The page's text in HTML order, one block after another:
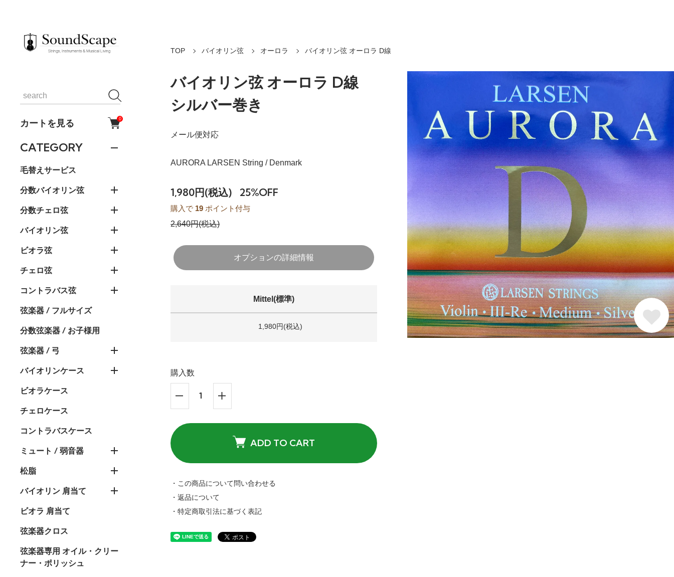
カートを見る 0
CATEGORY
毛替えサービス
分数バイオリン弦
分数チェロ弦
バイオリン弦
ビオラ弦
チェロ弦
コントラバス弦
弦楽器 / フルサイズ
分数弦楽器 / お子様用
弦楽器 / 弓
バイオリンケース
ビオラケース
チェロケース
コントラバスケース
ミュート / 弱音器
松脂
バイオリン 肩当て
ビオラ 肩当て
弦楽器クロス
弦楽器専用 オイル・クリー
ナー・ポリッシュ
TOP バイオリン弦 オーロラ バイオリン弦 オーロラ D線
バイオリン弦 オーロラ D線
シルバー巻き
メール便対応
AURORA LARSEN String / Denmark
1,980円(税込) 25%OFF
購入で 19 ポイント付与
2,640円(税込)
オプションの詳細情報
Mittel(標準)
1,980円(税込)
購入数
ADD TO CART
・この商品について問い合わせる
・返品について
・特定商取引法に基づく表記